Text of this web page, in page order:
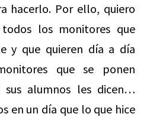
hacerlo. Por ello, quiero
los monitores que
y que quieren día a día
que se ponen
sus alumnos les dicen…
en un día que lo que hice